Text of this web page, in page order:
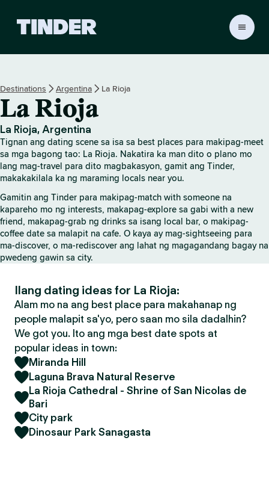
r
e
Destinations Argentina La Rioja
La Rioja
La Rioja, Argentina
Tignan ang dating scene sa isa sa best places para makipag-meet
sa mga bagong tao: La Rioja. Nakatira ka man dito o plano mo
lang mag-travel para dito magbakasyon, gamit ang Tinder,
makakakilala ka ng maraming locals near you.
Gamitin ang Tinder para makipag-match with someone na
kapareho mo ng interests, makapag-explore sa gabi with a new
friend, makapag-grab ng drinks sa isang local bar, o makipag-
coffee date sa malapit na cafe. O kaya ay mag-sightseeing para
ma-discover, o ma-rediscover ang lahat ng magagandang bagay na
pwedeng gawin sa city.
Ilang dating ideas for La Rioja:
Alam mo na ang best place para makahanap ng
people malapit sa'yo, pero saan mo sila dadalhin?
We got you. Ito ang mga best date spots at
popular ideas in town:
Miranda Hill
Laguna Brava Natural Reserve
La Rioja Cathedral - Shrine of San Nicolas de
Bari
City park
Dinosaur Park Sanagasta